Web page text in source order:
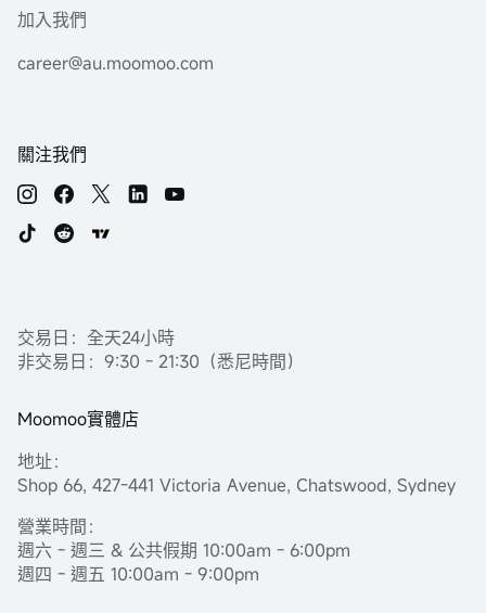
加入我們
career@au.moomoo.com
關注我們
交易日：全天24小時
非交易日：9:30 - 21:30（悉尼時間）
Moomoo實體店
地址：
Shop 66, 427-441 Victoria Avenue, Chatswood, Sydney
營業時間：
週六 - 週三 & 公共假期 10:00am - 6:00pm
週四 - 週五 10:00am - 9:00pm